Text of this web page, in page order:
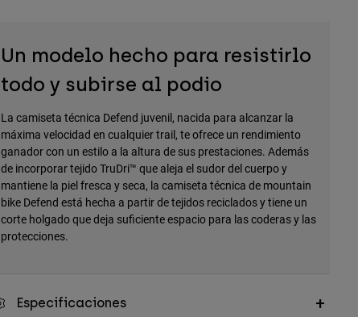
Un modelo hecho para resistirlo
todo y subirse al podio
La camiseta técnica Defend juvenil, nacida para alcanzar la
máxima velocidad en cualquier trail, te ofrece un rendimiento
ganador con un estilo a la altura de sus prestaciones. Además
de incorporar tejido TruDri™ que aleja el sudor del cuerpo y
mantiene la piel fresca y seca, la camiseta técnica de mountain
bike Defend está hecha a partir de tejidos reciclados y tiene un
corte holgado que deja suficiente espacio para las coderas y las
protecciones.
Especificaciones